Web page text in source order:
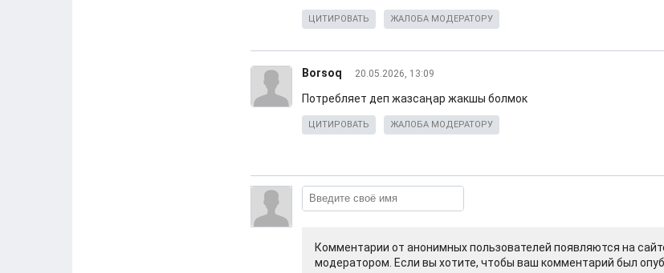
ЦИТИРОВАТЬ ЖАЛОБА МОДЕРАТОРУ
Borsoq 20.05.2026, 13:09
Потребляет деп жазсаңар жакшы болмок
ЦИТИРОВАТЬ ЖАЛОБА МОДЕРАТОРУ
Комментарии от анонимных пользователей появляются на
модератором. Если вы хотите, чтобы ваш комментарий был